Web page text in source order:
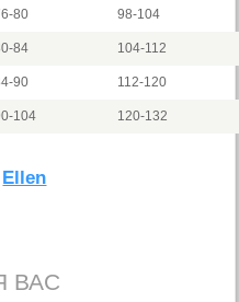
80 98-104
84 104-112
90 112-120
104 120-132
Ellen
ВАС